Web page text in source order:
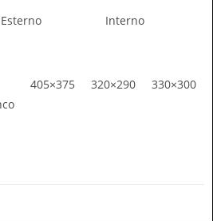
Interno
405×375 320×290 330×300